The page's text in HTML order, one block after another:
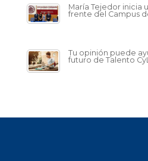
María Tejedor inicia
frente del Campus
Tu opinión puede
futuro de Talento